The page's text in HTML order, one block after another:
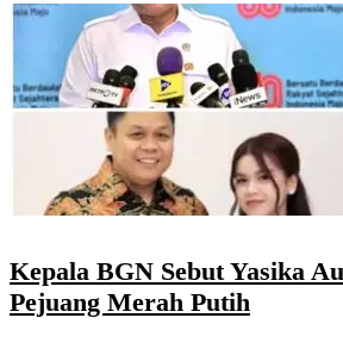
Kepala BGN Sebut Yasika
Pejuang Merah Putih